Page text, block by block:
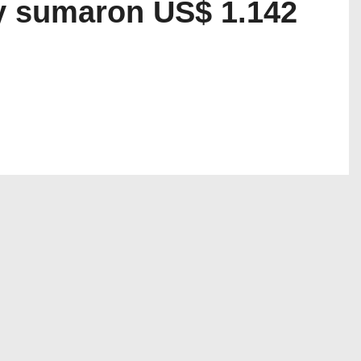
US$ 1.142